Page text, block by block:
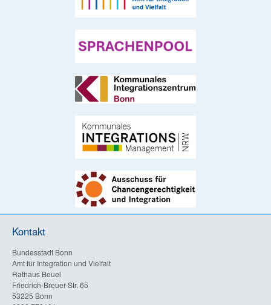
Kontakt
Bundesstadt Bonn
Amt für Integration und Vielfalt
Rathaus Beuel
Friedrich-Breuer-Str. 65
53225 Bonn